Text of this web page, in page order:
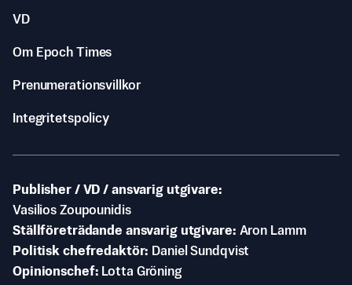
VD
Om Epoch Times
Prenumerationsvillkor
Integritetspolicy
Publisher / VD / ansvarig utgivare
Vasilios Zoupounidis
Ställföreträdande ansvarig utgivare Aron Lamm
Politisk chefredaktör
Daniel Sundqvist
Opinionschef
Lotta Gröning